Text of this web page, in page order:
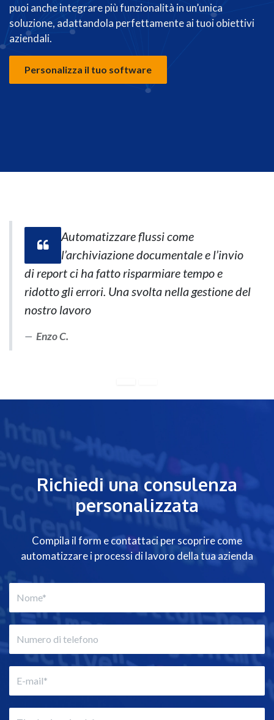
puoi anche integrare più funzionalità in un’unica
soluzione, adattandola perfettamente ai tuoi obiettivi
aziendali.
Personalizza il tuo software
Automatizzare flussi come
l’archiviazione documentale e l’invio
di report ci ha fatto risparmiare tempo e
ridotto gli errori. Una svolta nella gestione del
nostro lavoro
Enzo C.
Richiedi una consulenza
personalizzata
Compila il form e contattaci per scoprire come
automatizzare i processi di lavoro della tua azienda